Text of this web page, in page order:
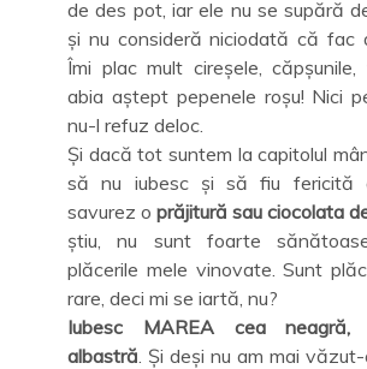
de des pot, iar ele nu se supără
și nu consideră niciodată că fac
Îmi plac mult cireșele, căpșunile,
abia aștept pepenele roșu! Nici
nu-l refuz deloc.
Și dacă tot suntem la capitolul
să nu iubesc și să fiu fericită
savurez o prăjitură sau ciocolata
știu, nu sunt foarte
plăcerile mele vinovate. Sunt
rare, deci mi se iartă, nu?
Iubesc MAREA cea neagră,
albastră . Și deși nu am mai